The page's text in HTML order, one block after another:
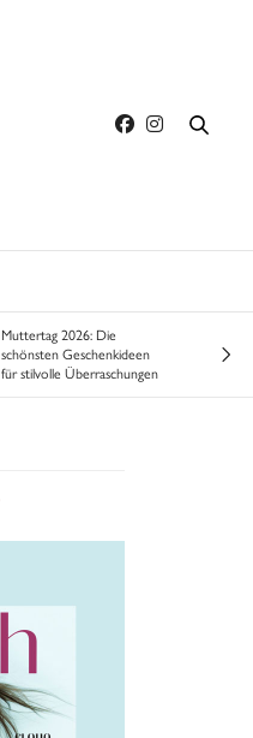
Muttertag 2026: Die
schönsten Geschenkideen
für stilvolle Überraschungen